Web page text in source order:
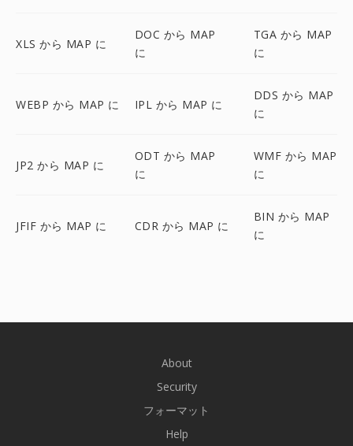
XLS から MAP に
DOC から MAP
に
TGA から MAP
に
WEBP から MAP に IPL から MAP に
DDS から MAP
に
JP2 から MAP に
ODT から MAP
に
WMF から MAP
に
JFIF から MAP に CDR から MAP に
BIN から MAP
に
About
Security
フォーマット
Help